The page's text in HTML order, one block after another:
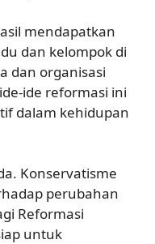
mendapatkan
dan kelompok di
dan organisasi
ide reformasi ini
dalam kehidupan
Konservatisme
perubahan
Reformasi
untuk